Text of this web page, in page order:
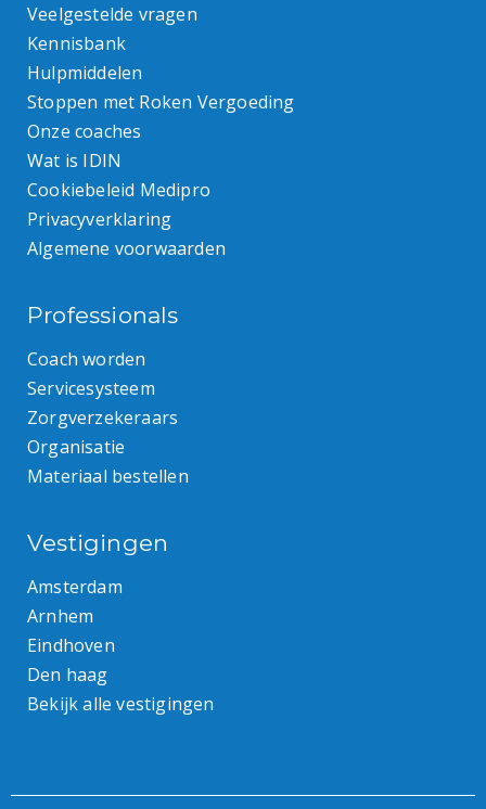
Veelgestelde vragen
Kennisbank
Hulpmiddelen
Stoppen met Roken Vergoeding
Onze coaches
Wat is IDIN
Cookiebeleid Medipro
Privacyverklaring
Algemene voorwaarden
Professionals
Coach worden
Servicesysteem
Zorgverzekeraars
Organisatie
Materiaal bestellen
Vestigingen
Amsterdam
Arnhem
Eindhoven
Den haag
Bekijk alle vestigingen